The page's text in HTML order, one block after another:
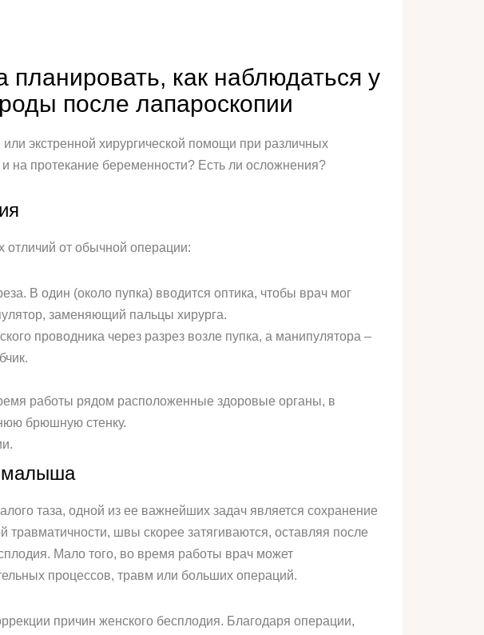
планировать, как наблюдаться у
после лапароскопии
экстренной хирургической помощи при различных
на протекание беременности? Есть ли осложнения?
от обычной операции:
В один (около пупка) вводится оптика, чтобы врач мог
заменяющий пальцы хирурга.
проводника через разрез возле пупка, а манипулятора –
работы рядом расположенные здоровые органы, в
брюшную стенку.
малыша
таза, одной из ее важнейших задач является сохранение
швы скорее затягиваются, оставляя после
Мало того, во время работы врач может
процессов, травм или больших операций.
причин женского бесплодия. Благодаря операции,